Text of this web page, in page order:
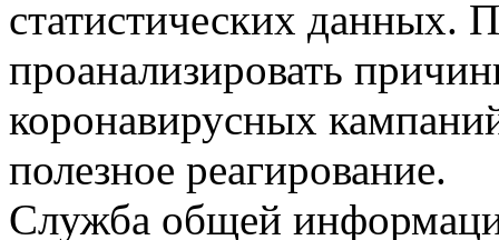
статистических данных.
проанализировать
коронавирусных
полезное реагирование.
Служба общей